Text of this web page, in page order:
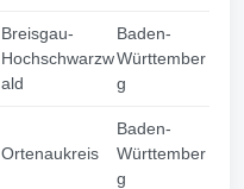
Breisgau-
Hochschwarzw
ald
Baden-
Württember
g
Ortenaukreis
Baden-
Württember
g